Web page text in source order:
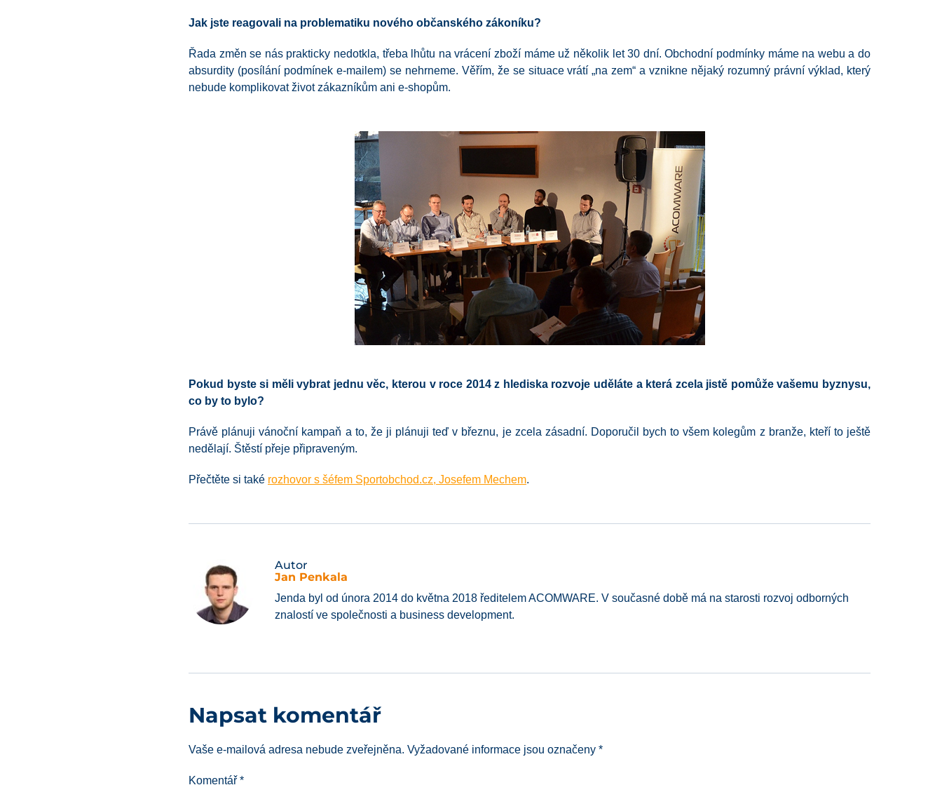
Jak jste reagovali na problematiku nového občanského zákoníku?
Řada změn se nás prakticky nedotkla, třeba lhůtu na vrácení zboží máme už několik let 30 dní. Obchodní podmínky máme na webu a do
absurdity (posílání podmínek e-mailem) se nehrneme. Věřím, že se situace vrátí „na zem“ a vznikne nějaký rozumný právní výklad, který
nebude komplikovat život zákazníkům ani e-shopům.
Pokud byste si měli vybrat jednu věc, kterou v roce 2014 z hlediska rozvoje uděláte a která zcela jistě pomůže vašemu byznysu,
co by to bylo?
Právě plánuji vánoční kampaň a to, že ji plánuji teď v březnu, je zcela zásadní. Doporučil bych to všem kolegům z branže, kteří to ještě
nedělají. Štěstí přeje připraveným.
Přečtěte si také rozhovor s šéfem Sportobchod.cz, Josefem Mechem.
Autor
Jan Penkala
Jenda byl od února 2014 do května 2018 ředitelem ACOMWARE. V současné době má na starosti rozvoj odborných
znalostí ve společnosti a business development.
Napsat komentář
Vaše e-mailová adresa nebude zveřejněna. Vyžadované informace jsou označeny *
Komentář *